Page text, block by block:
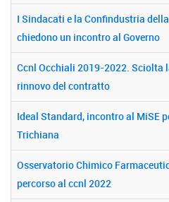
I Sindacati e la Confindustria
chiedono un incontro al Governo
Ccnl Occhiali 2019-2022. Sciolta
rinnovo del contratto
Ideal Standard, incontro al MiSE
Trichiana
Osservatorio Chimico
percorso al ccnl 2022